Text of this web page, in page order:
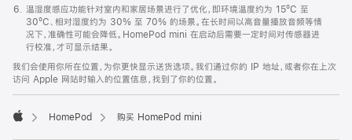
温湿度感应功能针对室内和家居场景进行了优化，即环境温度约为 15ºC 至
30ºC、相对湿度约为 30% 至 70% 的场景。在长时间以高音量播放音频等情
况下，准确性可能会降低。HomePod mini 在启动后需要一定时间对传感器进
行校准，才可显示结果。
我们会使用你所在位置，为你更快显示送货选项。我们通过你的 IP 地址，或者你在上次
访问 Apple 网站时输入的位置信息，找到了你的位置。
HomePod 购买 HomePod mini